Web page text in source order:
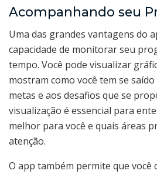
Acompanhando seu
Uma das grandes vantagens do
capacidade de monitorar seu
tempo. Você pode visualizar
mostram como você tem se
metas e aos desafios que se
visualização é essencial para
melhor para você e quais áreas
atenção.
O app também permite que você